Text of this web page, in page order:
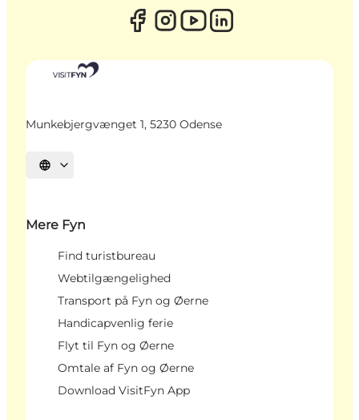
Munkebjergvænget 1, 5230 Odense
Vælg sprog
Mere Fyn
Find turistbureau
Webtilgængelighed
Transport på Fyn og Øerne
Handicapvenlig ferie
Flyt til Fyn og Øerne
Omtale af Fyn og Øerne
Download VisitFyn App